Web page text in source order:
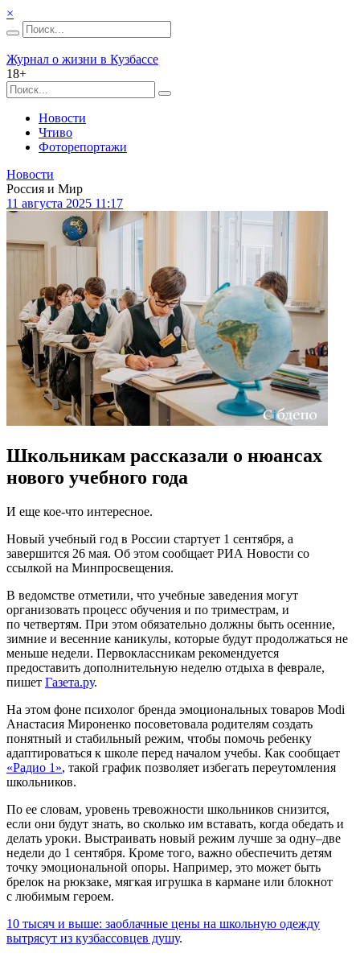
×
Журнал о жизни в Кузбассе
18+
Новости
Чтиво
Фоторепортажи
Новости
Россия и Мир
11 августа 2025 11:17
Школьникам рассказали о нюансах
нового учебного года
И еще кое-что интересное.
Новый учебный год в России стартует 1 сентября, а
завершится 26 мая. Об этом сообщает РИА Новости со
ссылкой на Минпросвещения.
В ведомстве отметили, что учебные заведения могут
организовать процесс обучения и по триместрам, и
по четвертям. При этом обязательно должны быть осенние,
зимние и весенние каникулы, которые будут продолжаться не
меньше недели. Первоклассникам рекомендуется
предоставить дополнительную неделю отдыха в феврале,
пишет Газета.ру.
На этом фоне психолог бренда эмоциональных товаров Modi
Анастасия Мироненко посоветовала родителям создать
понятный и стабильный режим, чтобы помочь ребенку
адаптироваться к школе перед началом учебы. Как сообщает
«Радио 1», такой график позволяет избегать переутомления
школьников.
По ее словам, уровень тревожности школьников снизится,
если они будут знать, во сколько им вставать, когда обедать и
делать уроки. Выстраивать новый режим лучше за одну–две
недели до 1 сентября. Кроме того, важно обеспечить детям
точку эмоциональной опоры. Например, это может быть
брелок на рюкзаке, мягкая игрушка в кармане или блокнот
с любимым героем.
10 тысяч и выше: заоблачные цены на школьную одежду
вытрясут из кузбассовцев душу.